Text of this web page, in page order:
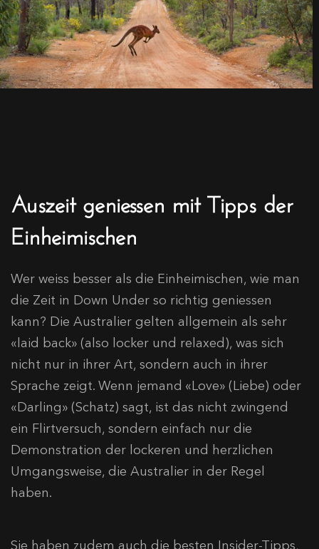
Auszeit geniessen mit Tipps der
Einheimischen
Wer weiss besser als die Einheimischen, wie man
die Zeit in Down Under so richtig geniessen
kann? Die Australier gelten allgemein als sehr
«laid back» (also locker und relaxed), was sich
nicht nur in ihrer Art, sondern auch in ihrer
Sprache zeigt. Wenn jemand «Love» (Liebe) oder
«Darling» (Schatz) sagt, ist das nicht zwingend
ein Flirtversuch, sondern einfach nur die
Demonstration der lockeren und herzlichen
Umgangsweise, die Australier in der Regel
haben.
Sie haben zudem auch die besten Insider-Tipps,